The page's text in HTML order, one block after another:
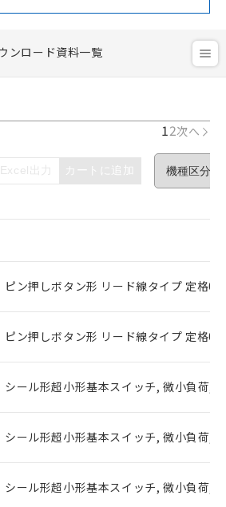
ンロード資料一覧
12次へ
Excel出力 カートに追加
ピン押しボタン形 リード線タイプ 定格
ピン押しボタン形 リード線タイプ 定格
シール形超小形基本スイッチ, 微小負荷,
シール形超小形基本スイッチ, 微小負荷,
シール形超小形基本スイッチ, 微小負荷,
件